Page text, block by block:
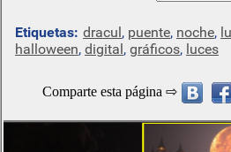
Etiquetas: dracul, puente, noche,
halloween, digital, gráficos, luces